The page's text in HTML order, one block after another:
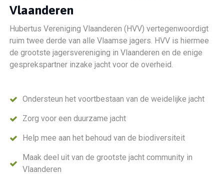
Vlaanderen
Hubertus Vereniging Vlaanderen (HVV) vertegenwoordigt
ruim twee derde van alle Vlaamse jagers. HVV is hiermee
de grootste jagersvereniging in Vlaanderen en de enige
gesprekspartner inzake jacht voor de overheid.
Ondersteun het voortbestaan van de weidelijke jacht
Zorg voor een duurzame jacht
Help mee aan het behoud van de biodiversiteit
Maak deel uit van de grootste jacht community in
Vlaanderen